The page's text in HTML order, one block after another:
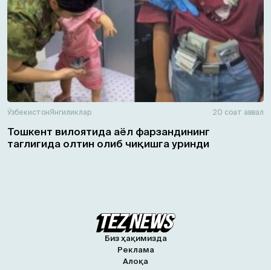
ЎзбекистонЯнгиликлар 20 соат аввал
Тошкент вилоятида аёл фарзандининг
таглигида олтин олиб чиқишга уринди
Биз ҳақимизда
Реклама
Алоқа